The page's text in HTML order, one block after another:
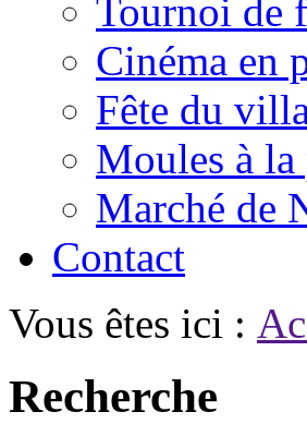
Tournoi de
Cinéma en
Fête du
Moules à
Marché de
Contact
Vous êtes ici :
Recherche